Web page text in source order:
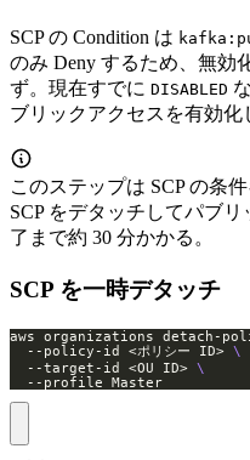
SCP の Condition は
のみ Deny するため、無効
ず。現在すでに DISABLED
ブリックアクセスを有効
このステップは SCP の条
SCP をデタッチしてパブ
了まで約 30 分かかる。
SCP を一時デタッチ
aws organizations detach-
  --policy-id <ポリシー ID>
  --target-id <OU ID>
  --profile Master